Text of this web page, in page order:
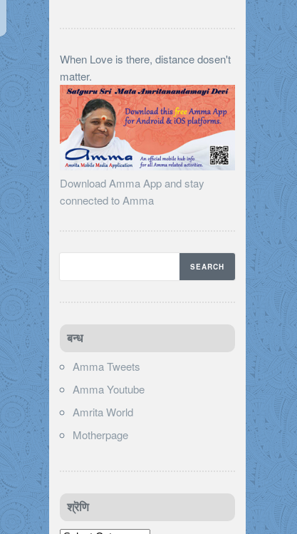
When Love is there, distance dosen't
matter.
Download Amma App and stay
connected to Amma
बन्ध
Amma Tweets
Amma Youtube
Amrita World
Motherpage
श्रॆणि